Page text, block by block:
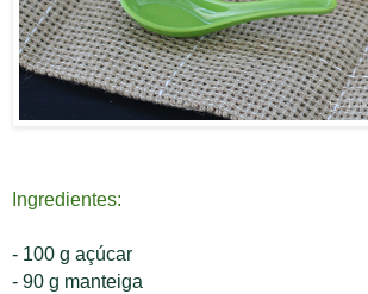
Ingredientes:
- 100 g açúcar
- 90 g manteiga